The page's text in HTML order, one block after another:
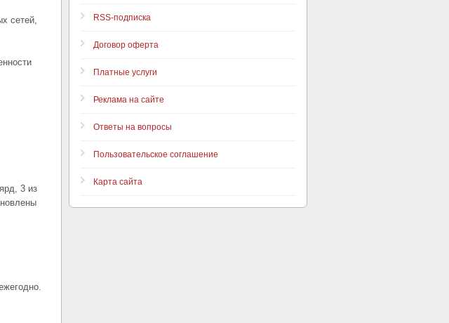
сетей,
3 из
RSS-подписка
Договор оферта
Платные услуги
Реклама на сайте
Ответы на вопросы
Пользовательское соглашение
Карта сайта